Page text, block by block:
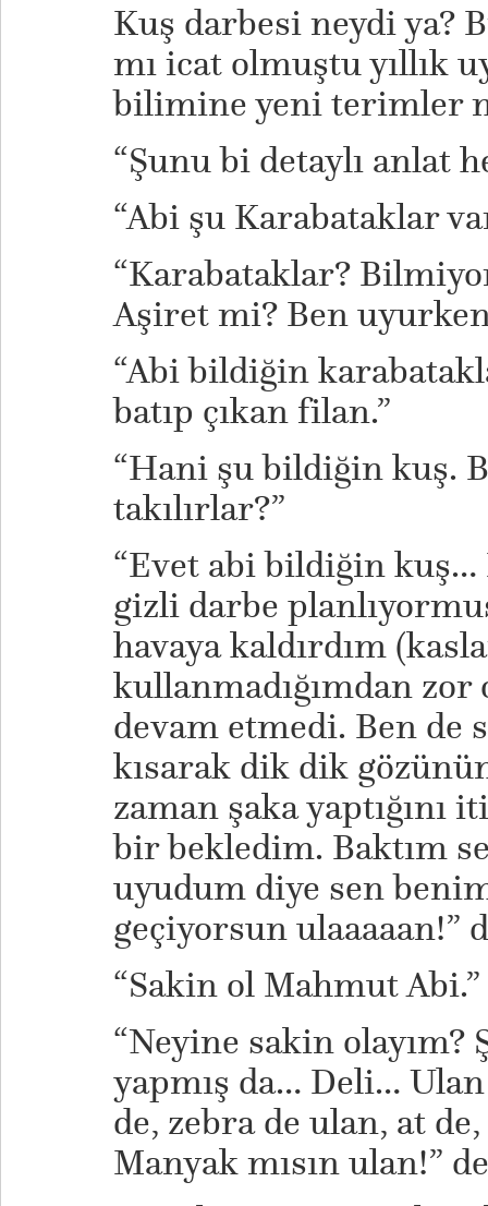
Kuş darbesi neydi ya?
mı icat olmuştu yıllık
bilimine yeni terimler
“Şunu bi detaylı anlat
“Abi şu Karabataklar
“Karabataklar?
Aşiret mi? Ben
“Abi bildiğin
batıp çıkan filan.”
“Hani şu bildiğin kuş.
takılırlar?”
“Evet abi bildiğin
gizli darbe
havaya kaldırdım
kullanmadığımdan
devam etmedi. Ben de
kısarak dik dik
zaman şaka yaptığını
bir bekledim. Baktım
uyudum diye sen
geçiyorsun ulaaaaan!”
“Sakin ol Mahmut Abi.”
“Neyine sakin olayım?
yapmış da… Deli…
de, zebra de ulan, at
Manyak mısın ulan!”